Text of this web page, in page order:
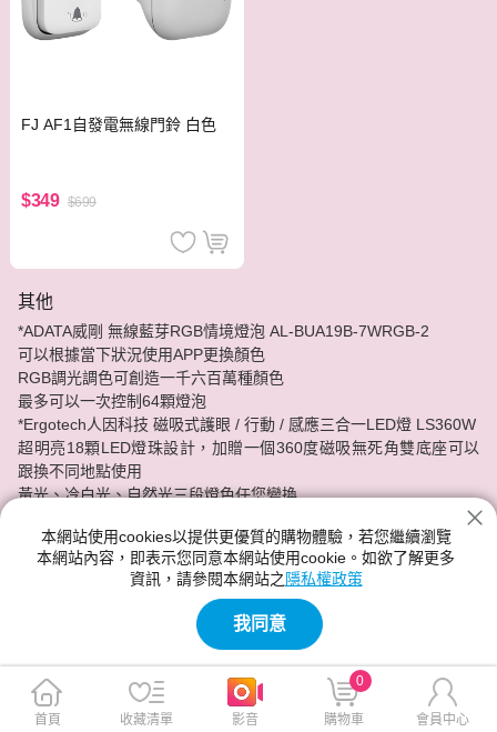
FJ AF1自發電無線門鈴 白色
$349 $699
其他
*ADATA威剛 無線藍芽RGB情境燈泡 AL-BUA19B-7WRGB-2
可以根據當下狀況使用APP更換顏色
RGB調光調色可創造一千六百萬種顏色
最多可以一次控制64顆燈泡
*Ergotech人因科技 磁吸式護眼 / 行動 / 感應三合一LED燈 LS360W
超明亮18顆LED燈珠設計，加贈一個360度磁吸無死角雙底座可以
跟換不同地點使用
黃光、冷白光、自然光三段燈色任您變換
內建500mAh可使用USB充電!
神腦給你最實惠的價格，最安心的服務品質。
本網站使用cookies以提供更優質的購物體驗，若您繼續瀏覽
本網站內容，即表示您同意本網站使用cookie。如欲了解更多
資訊，請參閱本網站之 隱私權政策
我同意
首頁 收藏清單 影音 購物車
0
會員中心